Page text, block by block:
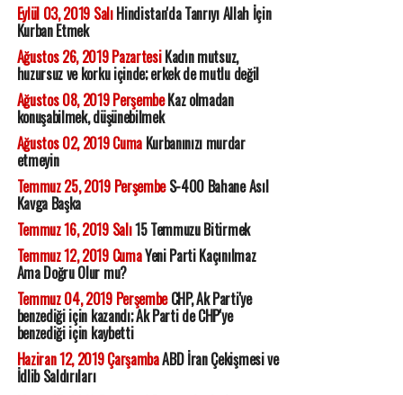
Eylül 03, 2019 SalıHindistan'da Tanrıyı Allah İçin
Kurban Etmek
Ağustos 26, 2019 PazartesiKadın mutsuz,
huzursuz ve korku içinde; erkek de mutlu değil
Ağustos 08, 2019 PerşembeKaz olmadan
konuşabilmek, düşünebilmek
Ağustos 02, 2019 CumaKurbanınızı murdar
etmeyin
Temmuz 25, 2019 PerşembeS-400 Bahane Asıl
Kavga Başka
Temmuz 16, 2019 Salı15 Temmuzu Bitirmek
Temmuz 12, 2019 CumaYeni Parti Kaçınılmaz
Ama Doğru Olur mu?
Temmuz 04, 2019 PerşembeCHP, Ak Parti'ye
benzediği için kazandı; Ak Parti de CHP'ye
benzediği için kaybetti
Haziran 12, 2019 ÇarşambaABD İran Çekişmesi ve
İdlib Saldırıları